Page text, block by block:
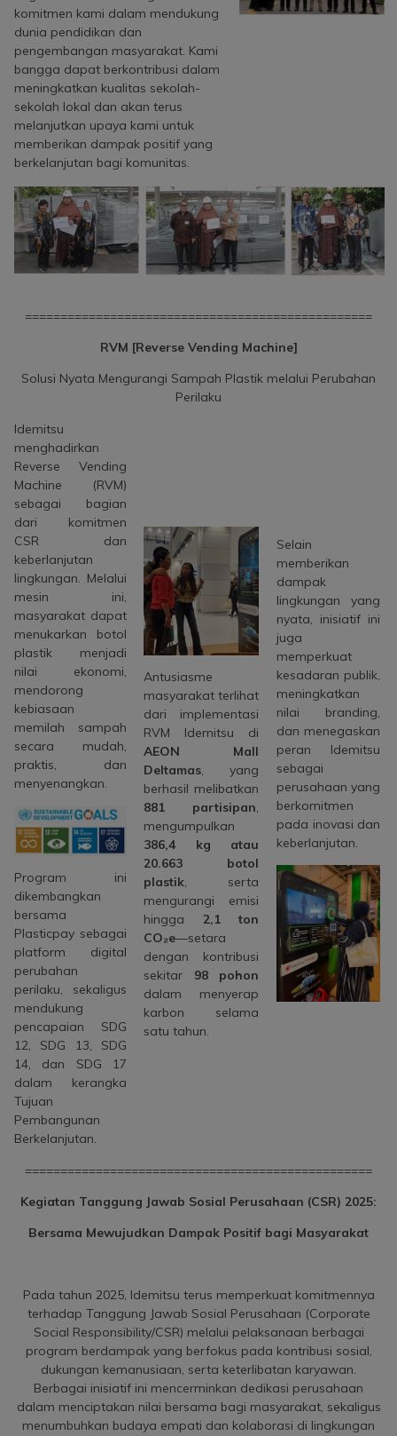
komitmen kami dalam mendukung
dunia pendidikan dan
pengembangan masyarakat. Kami
bangga dapat berkontribusi dalam
meningkatkan kualitas sekolah-
sekolah lokal dan akan terus
melanjutkan upaya kami untuk
memberikan dampak positif yang
berkelanjutan bagi komunitas.
=================================================
RVM [Reverse Vending Machine]
Solusi Nyata Mengurangi Sampah Plastik melalui Perubahan
Perilaku
Idemitsu
menghadirkan
Reverse Vending
Machine (RVM)
sebagai bagian
dari komitmen
CSR dan
keberlanjutan
lingkungan. Melalui
mesin ini,
masyarakat dapat
menukarkan botol
plastik menjadi
nilai ekonomi,
mendorong
kebiasaan
memilah sampah
secara mudah,
praktis, dan
menyenangkan.
Program ini
dikembangkan
bersama
Plasticpay sebagai
platform digital
perubahan
perilaku, sekaligus
mendukung
pencapaian SDG
12, SDG 13, SDG
14, dan SDG 17
dalam kerangka
Tujuan
Pembangunan
Berkelanjutan.
Antusiasme
masyarakat terlihat
dari implementasi
RVM Idemitsu di
AEON Mall
Deltamas , yang
berhasil melibatkan
881 partisipan
mengumpulkan
386,4 kg atau
20.663 botol
plastik , serta
mengurangi emisi
hingga 2,1 ton
CO₂e—setara
dengan kontribusi
sekitar 98 pohon
dalam menyerap
karbon selama
satu tahun.
Selain
memberikan
dampak
lingkungan yang
nyata, inisiatif ini
juga
memperkuat
kesadaran publik,
meningkatkan
nilai branding,
dan menegaskan
peran Idemitsu
sebagai
perusahaan yang
berkomitmen
pada inovasi dan
keberlanjutan.
=================================================
Kegiatan Tanggung Jawab Sosial Perusahaan (CSR) 2025:
Bersama Mewujudkan Dampak Positif bagi Masyarakat
Pada tahun 2025, Idemitsu terus memperkuat komitmennya
terhadap Tanggung Jawab Sosial Perusahaan (Corporate
Social Responsibility/CSR) melalui pelaksanaan berbagai
program berdampak yang berfokus pada kontribusi sosial,
dukungan kemanusiaan, serta keterlibatan karyawan.
Berbagai inisiatif ini mencerminkan dedikasi perusahaan
dalam menciptakan nilai bersama bagi masyarakat, sekaligus
menumbuhkan budaya empati dan kolaborasi di lingkungan